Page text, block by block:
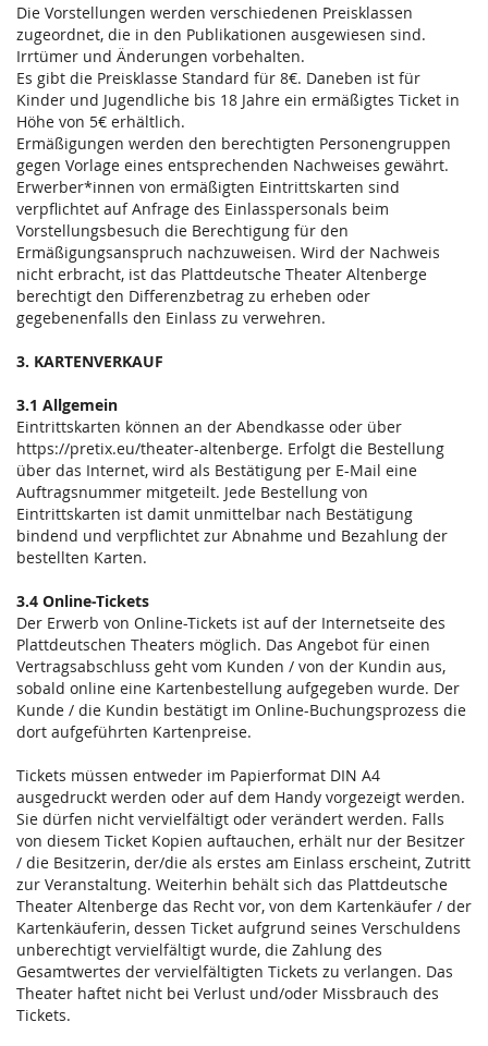
Die Vorstellungen werden verschiedenen Preisklassen
zugeordnet, die in den Publikationen ausgewiesen sind.
Irrtümer und Änderungen vorbehalten.
Es gibt die Preisklasse Standard für 8€. Daneben ist für
Kinder und Jugendliche bis 18 Jahre ein ermäßigtes Ticket in
Höhe von 5€ erhältlich.
Ermäßigungen werden den berechtigten Personengruppen
gegen Vorlage eines entsprechenden Nachweises gewährt.
Erwerber*innen von ermäßigten Eintrittskarten sind
verpflichtet auf Anfrage des Einlasspersonals beim
Vorstellungsbesuch die Berechtigung für den
Ermäßigungsanspruch nachzuweisen. Wird der Nachweis
nicht erbracht, ist das Plattdeutsche Theater Altenberge
berechtigt den Differenzbetrag zu erheben oder
gegebenenfalls den Einlass zu verwehren.
3. KARTENVERKAUF
3.1 Allgemein
Eintrittskarten können an der Abendkasse oder über
https://pretix.eu/theater-altenberge. Erfolgt die Bestellung
über das Internet, wird als Bestätigung per E-Mail eine
Auftragsnummer mitgeteilt. Jede Bestellung von
Eintrittskarten ist damit unmittelbar nach Bestätigung
bindend und verpflichtet zur Abnahme und Bezahlung der
bestellten Karten.
3.4 Online-Tickets
Der Erwerb von Online-Tickets ist auf der Internetseite des
Plattdeutschen Theaters möglich. Das Angebot für einen
Vertragsabschluss geht vom Kunden / von der Kundin aus,
sobald online eine Kartenbestellung aufgegeben wurde. Der
Kunde / die Kundin bestätigt im Online-Buchungsprozess die
dort aufgeführten Kartenpreise.
Tickets müssen entweder im Papierformat DIN A4
ausgedruckt werden oder auf dem Handy vorgezeigt werden.
Sie dürfen nicht vervielfältigt oder verändert werden. Falls
von diesem Ticket Kopien auftauchen, erhält nur der Besitzer
/ die Besitzerin, der/die als erstes am Einlass erscheint, Zutritt
zur Veranstaltung. Weiterhin behält sich das Plattdeutsche
Theater Altenberge das Recht vor, von dem Kartenkäufer / der
Kartenkäuferin, dessen Ticket aufgrund seines Verschuldens
unberechtigt vervielfältigt wurde, die Zahlung des
Gesamtwertes der vervielfältigten Tickets zu verlangen. Das
Theater haftet nicht bei Verlust und/oder Missbrauch des
Tickets.